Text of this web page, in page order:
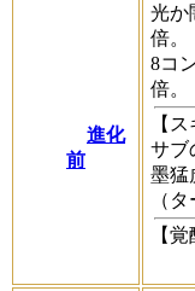
進化
前
光か
倍。
8コ
倍。
【ス
サブ
墨猛
（
【